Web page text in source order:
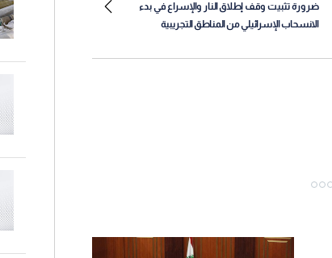
ضرورة تثبيت وقف إطلاق النار والإسراع في بدء
الانسحاب الإسرائيلي من المناطق التجريبية